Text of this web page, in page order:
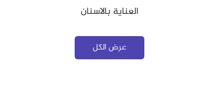
العناية بالاسنان
عرض الكل